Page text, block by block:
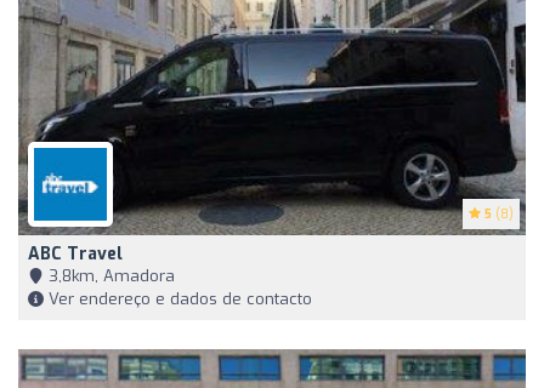
5 (8)
ABC Travel
3,8km, Amadora
Ver endereço e dados de contacto